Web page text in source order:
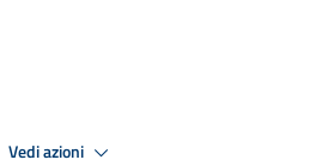
Vedi azioni